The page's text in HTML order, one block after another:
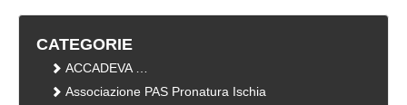
CATEGORIE
ACCADEVA …
Associazione PAS Pronatura Ischia